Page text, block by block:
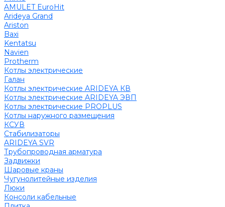
AMULET EuroHit
Arideya Grand
Ariston
Baxi
Kentatsu
Navien
Protherm
Котлы электрические
Галан
Котлы электрические ARIDEYA КВ
Котлы электрические ARIDEYA ЭВП
Котлы электрические PROPLUS
Котлы наружного размещения
КСУВ
Стабилизаторы
ARIDEYA SVR
Трубопроводная арматура
Задвижки
Шаровые краны
Чугунолитейные изделия
Люки
Консоли кабельные